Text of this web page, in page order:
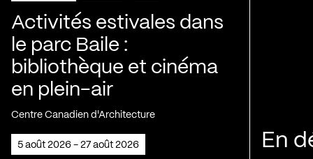
Activités estivales dans
le parc Baile :
bibliothèque et cinéma
en plein-air
Centre Canadien d'Architecture
5 août 2026 - 27 août 2026 En